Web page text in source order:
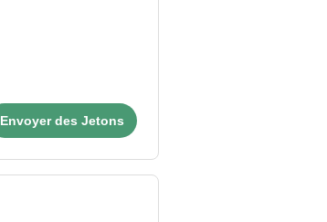
Envoyer des Jetons